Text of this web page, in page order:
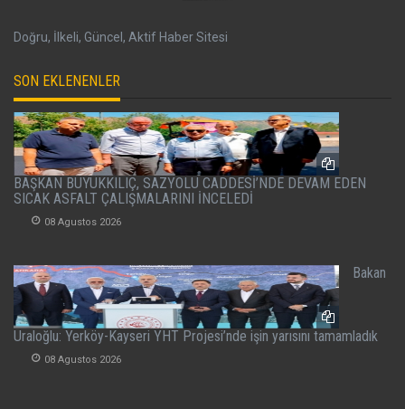
Doğru, İlkeli, Güncel, Aktif Haber Sitesi
SON EKLENENLER
BAŞKAN BÜYÜKKILIÇ, SAZYOLU CADDESİ’NDE DEVAM EDEN
SICAK ASFALT ÇALIŞMALARINI İNCELEDİ
08 Agustos 2026
Bakan
Uraloğlu: Yerköy-Kayseri YHT Projesi’nde işin yarısını tamamladık
08 Agustos 2026